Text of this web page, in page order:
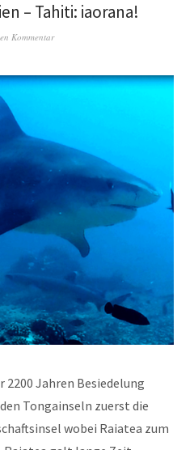
– Tahiti: iaorana!
Kommentar
2200 Jahren Besiedelung
Tongainseln zuerst die
wobei Raiatea zum